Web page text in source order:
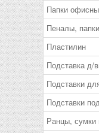
Папки
Пеналы,
Пластилин
Подставка д/
Подставки
Подставки
Ранцы,